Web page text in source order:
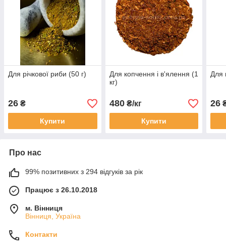
Для річкової риби (50 г)
26 ₴
Купити
Для копчення і в'ялення (1
кг)
480₴/кг
Купити
Для
26
Про нас
99% позитивних з 294 відгуків за рік
Працює з 26.10.2018
м. Вінниця
Вінниця, Україна
Контакти